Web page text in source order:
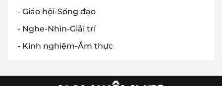
- Giáo hội-Sống đạo
- Nghe-Nhìn-Giải trí
- Kinh nghiệm-Ẩm thực